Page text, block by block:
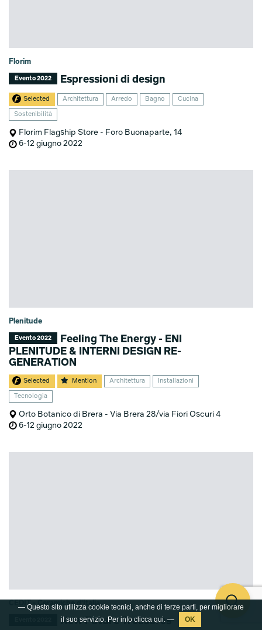
— Questo sito utilizza cookie tecnici, anche di terze parti, per migliorare
il suo servizio. Per info clicca qui. —
Florim
Evento 2022 Espressioni di design
Selected Architettura Arredo Bagno Cucina
Sostenibilità
Florim Flagship Store - Foro Buonaparte, 14
6-12 giugno 2022
Plenitude
Evento 2022
Feeling The Energy - ENI
PLENITUDE & INTERNI DESIGN RE-
GENERATION
Selected Mention Architettura Installazioni
Tecnologia
Orto Botanico di Brera - Via Brera 28/via Fiori Oscuri 4
6-12 giugno 2022
CEDIT - Ceramiche d'Italia
New Future Treasures